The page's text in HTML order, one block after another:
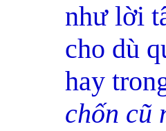
như lời
cho dù
hay
chốn cũ